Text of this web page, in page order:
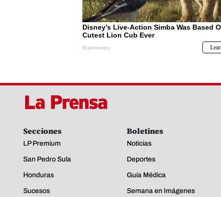
Secciones
LP Premium
San Pedro Sula
Honduras
Sucesos
Boletines
Noticias
Deportes
Guía Médica
Semana en Imágenes